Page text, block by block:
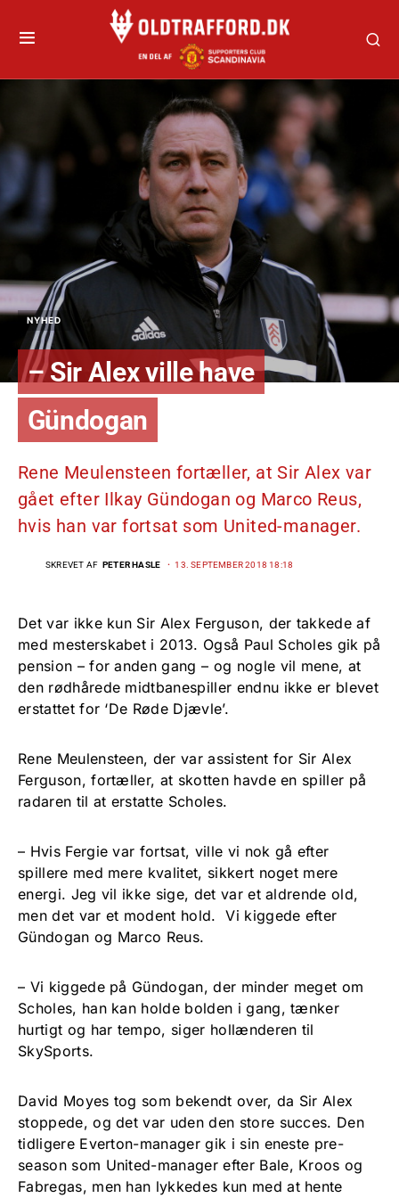
NYHED
– Sir Alex ville have
Gündogan
Rene Meulensteen fortæller, at Sir Alex var
gået efter Ilkay Gündogan og Marco Reus,
hvis han var fortsat som United-manager.
SKREVET AF PETER HASLE 13. SEPTEMBER 2018 18:18
Det var ikke kun Sir Alex Ferguson, der takkede af
med mesterskabet i 2013. Også Paul Scholes gik på
pension – for anden gang – og nogle vil mene, at
den rødhårede midtbanespiller endnu ikke er blevet
erstattet for ‘De Røde Djævle’.
Rene Meulensteen, der var assistent for Sir Alex
Ferguson, fortæller, at skotten havde en spiller på
radaren til at erstatte Scholes.
– Hvis Fergie var fortsat, ville vi nok gå efter
spillere med mere kvalitet, sikkert noget mere
energi. Jeg vil ikke sige, det var et aldrende old,
men det var et modent hold. Vi kiggede efter
Gündogan og Marco Reus.
– Vi kiggede på Gündogan, der minder meget om
Scholes, han kan holde bolden i gang, tænker
hurtigt og har tempo, siger hollænderen til
SkySports.
David Moyes tog som bekendt over, da Sir Alex
stoppede, og det var uden den store succes. Den
tidligere Everton-manager gik i sin eneste pre-
season som United-manager efter Bale, Kroos og
Fabregas, men han lykkedes kun med at hente